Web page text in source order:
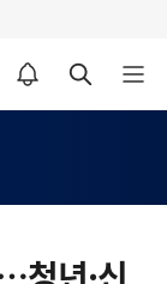
알림설정 바로가기 검색 바로가기 메뉴 열기